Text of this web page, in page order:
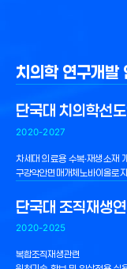
치의학 연구개발
단국대 치의학선
2020-2027
차세대 의료용 수복·재생소재
구강악안면매개체노바이올로지
단국대 조직재생
2020-2025
복합조직재생관련